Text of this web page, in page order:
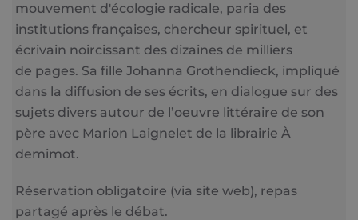
mouvement d'écologie radicale, paria des
institutions françaises, chercheur spirituel, et
écrivain noircissant des dizaines de milliers
de pages. Sa fille Johanna Grothendieck, impliqué
dans la diffusion de ses écrits, en dialogue sur des
sujets divers autour de l’oeuvre littéraire de son
père avec Marion Laignelet de la librairie À
demimot.
Réservation obligatoire (via site web), repas
partagé après le débat.